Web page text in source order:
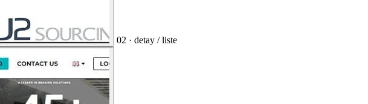
02 · detay / liste